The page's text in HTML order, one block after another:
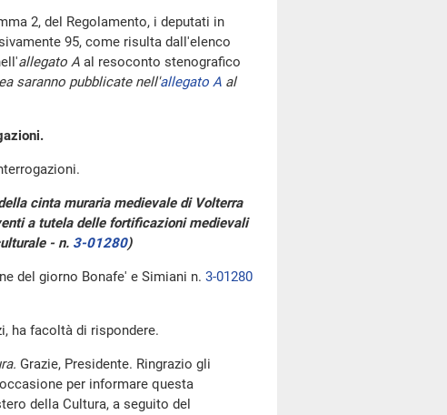
2, del Regolamento, i deputati in
95, come risulta dall'elenco
allegato A al resoconto stenografico
saranno pubblicate nell'allegato A al
cinta muraria medievale di Volterra
a tutela delle fortificazioni medievali
- n. 3-01280)
del giorno Bonafe' e Simiani n. 3-01280
ha facoltà di rispondere.
Grazie, Presidente. Ringrazio gli
per informare questa
della Cultura, a seguito del